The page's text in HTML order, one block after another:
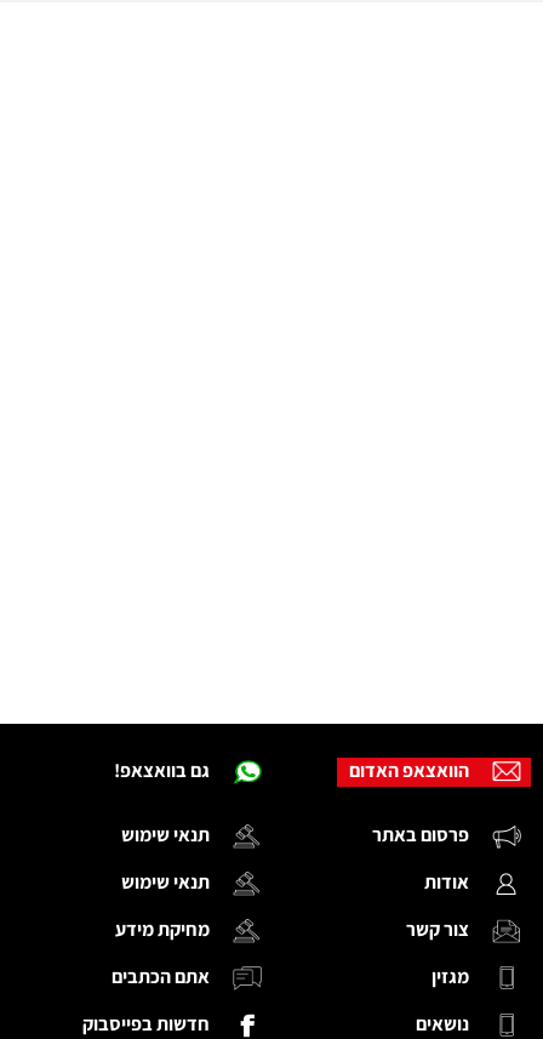
גם בוואצאפ!
תנאי שימוש
תנאי שימוש
מחיקת מידע
אתם הכתבים
חדשות בפייסבוק
הוואצאפ האדום
פרסום באתר
אודות
צור קשר
מגזין
נושאים